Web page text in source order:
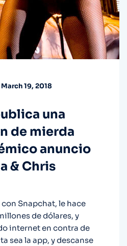
March 19, 2018
una
de mierda
anuncio
& Chris
Snapchat, le hace
de dólares, y
internet en contra de
sea la app, y descanse